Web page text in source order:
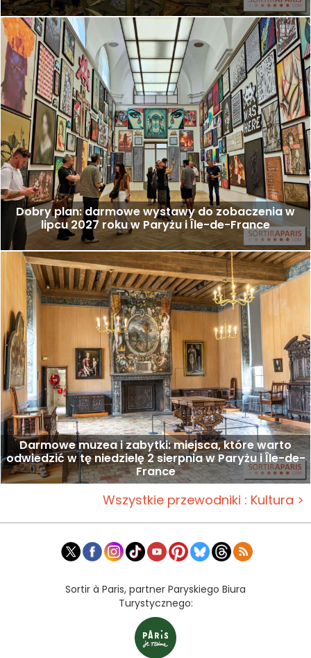
Dobry plan: darmowe wystawy do zobaczenia w
lipcu 2027 roku w Paryżu i Île-de-France
Darmowe muzea i zabytki: miejsca, które warto
odwiedzić w tę niedzielę 2 sierpnia w Paryżu i Île-de-
France
Wszystkie przewodniki : Kultura >
Sortir à Paris, partner Paryskiego Biura
Turystycznego: